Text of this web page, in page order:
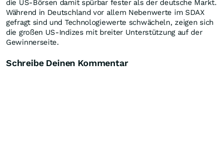
die US-Börsen damit spürbar fester als der deutsche Markt.
Während in Deutschland vor allem Nebenwerte im SDAX
gefragt sind und Technologiewerte schwächeln, zeigen sich
die großen US-Indizes mit breiter Unterstützung auf der
Gewinnerseite.
Schreibe Deinen Kommentar